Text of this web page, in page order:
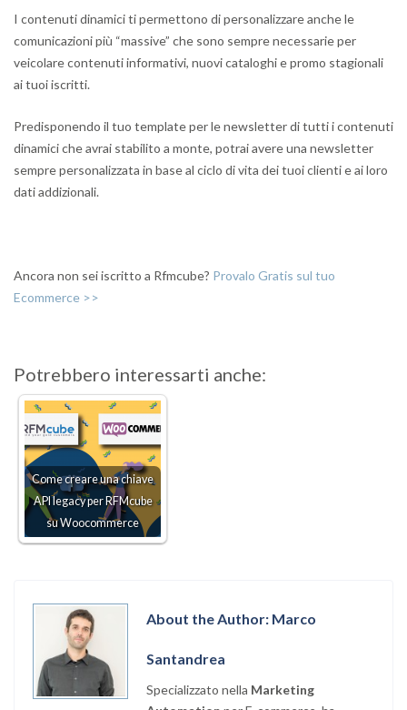
I contenuti dinamici ti permettono di personalizzare anche le
comunicazioni più “massive” che sono sempre necessarie per
veicolare contenuti informativi, nuovi cataloghi e promo stagionali
ai tuoi iscritti.
Predisponendo il tuo template per le newsletter di tutti i contenuti
dinamici che avrai stabilito a monte, potrai avere una newsletter
sempre personalizzata in base al ciclo di vita dei tuoi clienti e ai loro
dati addizionali.
Ancora non sei iscritto a Rfmcube? Provalo Gratis sul tuo
Ecommerce >>
Potrebbero interessarti anche:
Come creare una chiave
API legacy per RFMcube
su Woocommerce
About the Author: Marco
Santandrea
Specializzato nella Marketing